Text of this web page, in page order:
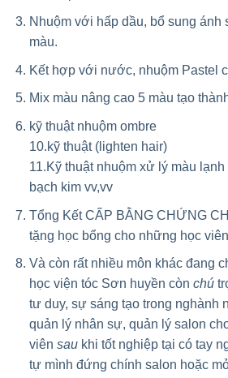
Nhuộm với hấp dầu, bổ sung ánh
màu.
Kết hợp với nước, nhuộm Pastel
Mix màu nâng cao 5 màu tạo
kỹ thuật nhuộm ombre
10.kỹ thuật (lighten hair)
11.Kỹ thuật nhuộm xử lý màu
bạch kim vv,vv
Tổng Kết CẤP BẰNG CHỨNG
tặng học bổng cho những học
Và còn rất nhiều môn khác đang
học viện tóc Sơn huyền còn chú
tư duy, sự sáng tạo trong nghành
quản lý nhân sự, quản lý salon
viên sau khi tốt nghiệp tại có tay
tự mình đứng chính salon hoặc